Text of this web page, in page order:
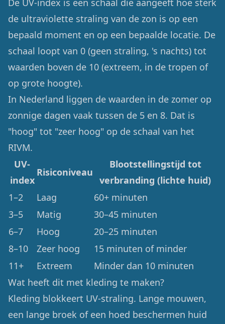
De UV-index is een schaal die aangeeft hoe sterk
de ultraviolette straling van de zon is op een
bepaald moment en op een bepaalde locatie. De
schaal loopt van 0 (geen straling, 's nachts) tot
waarden boven de 10 (extreem, in de tropen of
op grote hoogte).
In Nederland liggen de waarden in de zomer op
zonnige dagen vaak tussen de 5 en 8. Dat is
"hoog" tot "zeer hoog" op de schaal van het
RIVM.
UV-
index
Risiconiveau
Blootstellingstijd tot
verbranding (lichte huid)
1–2
Laag
60+ minuten
3–5
Matig
30–45 minuten
6–7
Hoog
20–25 minuten
8–10
Zeer hoog
15 minuten of minder
11+
Extreem
Minder dan 10 minuten
Wat heeft dit met kleding te maken?
Kleding blokkeert UV-straling. Lange mouwen,
een lange broek of een hoed beschermen huid